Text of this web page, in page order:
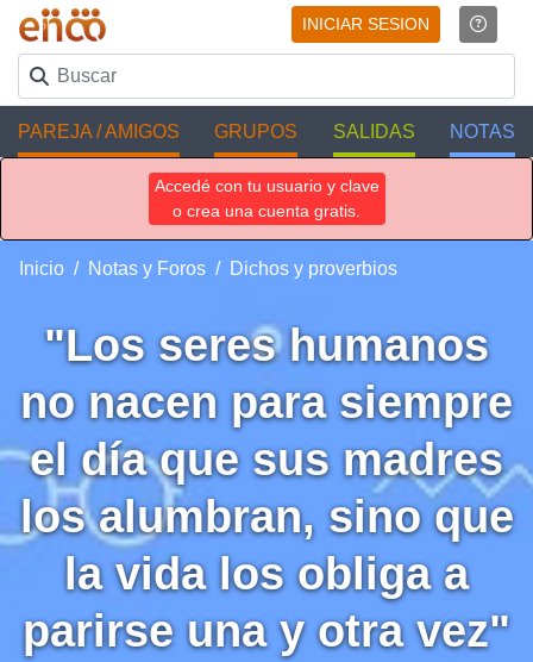
INICIAR SESION
PAREJA / AMIGOS GRUPOS SALIDAS NOTAS
Accedé con tu usuario y clave
o crea una cuenta gratis.
Inicio Notas y Foros Dichos y proverbios
"Los seres humanos
no nacen para siempre
el día que sus madres
los alumbran, sino que
la vida los obliga a
parirse una y otra vez"